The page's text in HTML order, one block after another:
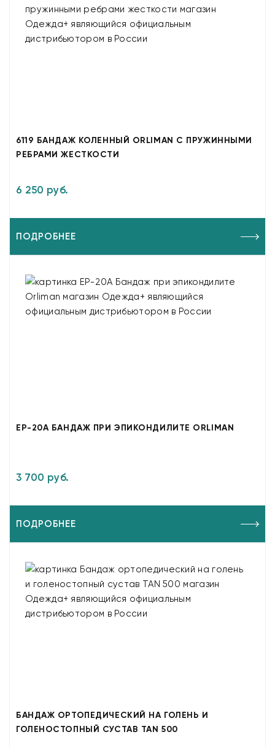
6119 БАНДАЖ КОЛЕННЫЙ ORLIMAN С ПРУЖИННЫМИ
РЕБРАМИ ЖЕСТКОСТИ
6 250 руб.
ПОДРОБНЕЕ
EP-20A БАНДАЖ ПРИ ЭПИКОНДИЛИТЕ ORLIMAN
3 700 руб.
ПОДРОБНЕЕ
БАНДАЖ ОРТОПЕДИЧЕСКИЙ НА ГОЛЕНЬ И
ГОЛЕНОСТОПНЫЙ СУСТАВ TAN 500